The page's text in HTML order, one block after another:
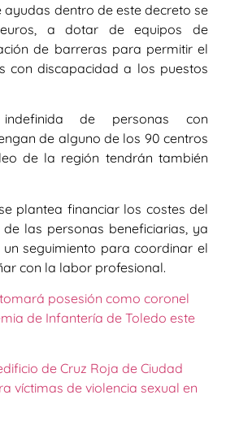
ayudas dentro de este decreto se
a dotar de equipos de
de barreras para permitir el
con discapacidad a los puestos
de personas con
de alguno de los 90 centros
de la región tendrán también
plantea financiar los costes del
las personas beneficiarias, ya
seguimiento para coordinar el
con la labor profesional.
posesión como coronel
de Infantería de Toledo este
de Cruz Roja de Ciudad
víctimas de violencia sexual en